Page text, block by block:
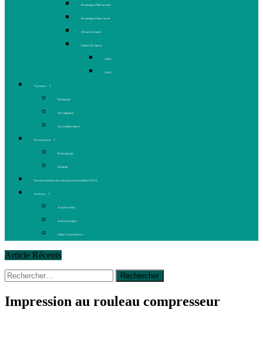
Hommage à Élie Laroche
Hommage à Jean Laurin
10e anniversaire
Cahiers du Japon
2004
2005
À propos
Échéancier
Nos stagiaires
Nos collaborateurs
Nous joindre
Notre équipe
Publicité
Devenez membre de votre journal et assistez à l’AGA
Archives
Archives Web
Archives papier
Cahier Vivez Prévost
Article Récents
30 juin 2015
Fantaisie et créativité en mode jeunesse
16 juillet 2026
CULTURE
16 juillet 2026 | POLITIQUE
Rechercher :
Impression au rouleau compresseur